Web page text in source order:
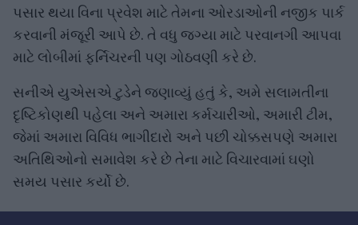
પસાર થયા વિના પ્રવેશ માટે તેમના ઓરડાઓની નજીક પાર્ક
કરવાની મંજૂરી આપે છે. તે વધુ જગ્યા માટે પરવાનગી આપવા
માટે લોબીમાં ફર્નિચરની પણ ગોઠવણી કરે છે.
સનીએ યુએસએ ટુડેને જણાવ્યું હતું કે, અમે સલામતીના
દૃષ્ટિકોણથી પહેલા અને અમારા કર્મચારીઓ, અમારી ટીમ,
જેમાં અમારા વિવિધ ભાગીદારો અને પછી ચોક્કસપણે અમારા
અતિથિઓનો સમાવેશ કરે છે તેના માટે વિચારવામાં ઘણો
સમય પસાર કર્યો છે.